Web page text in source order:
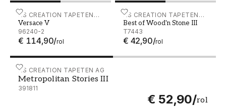
AS CREATION TAPETEN
AG
Versace V
96240-2
€ 114,90/rol
Versace V - 96240-2
AS CREATION TAPETEN
AG
Best of Wood'n Stone III
T7443
€ 42,90/rol
Best of Wood'n Stone III -
AS CREATION TAPETEN AG
Metropolitan Stories III
391811
€ 52,90/rol
Metropolitan Stories III - 391811